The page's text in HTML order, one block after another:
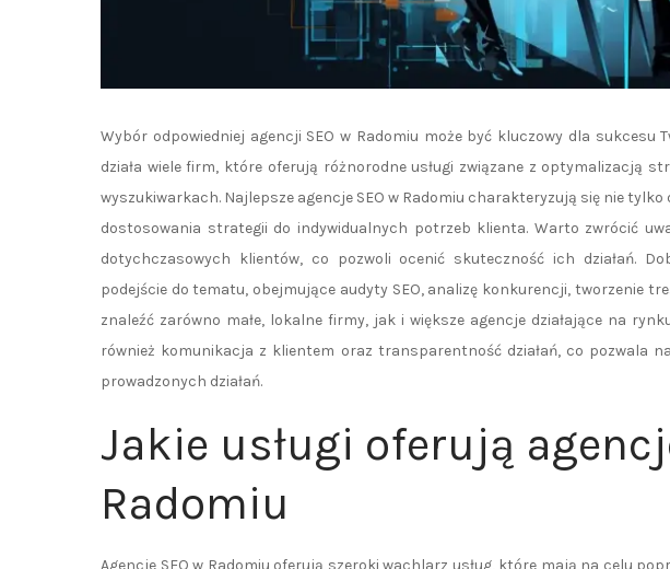
Wybór odpowiedniej agencji SEO w Radomiu może być kluczowy dla sukcesu
działa wiele firm, które oferują różnorodne usługi związane z optymalizacją
wyszukiwarkach. Najlepsze agencje SEO w Radomiu charakteryzują się nie
dostosowania strategii do indywidualnych potrzeb klienta. Warto zwrócić
dotychczasowych klientów, co pozwoli ocenić skuteczność ich działań.
podejście do tematu, obejmujące audyty SEO, analizę konkurencji, tworzenie
znaleźć zarówno małe, lokalne firmy, jak i większe agencje działające na
również komunikacja z klientem oraz transparentność działań, co pozwala
prowadzonych działań.
Jakie usługi oferują
Radomiu
Agencje SEO w Radomiu oferują szeroki wachlarz usług, które mają na celu